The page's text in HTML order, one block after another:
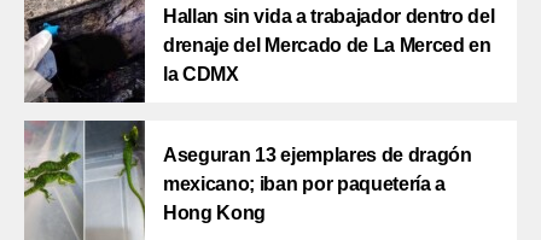
Hallan sin vida a trabajador dentro del
drenaje del Mercado de La Merced en
la CDMX
Aseguran 13 ejemplares de dragón
mexicano; iban por paquetería a
Hong Kong